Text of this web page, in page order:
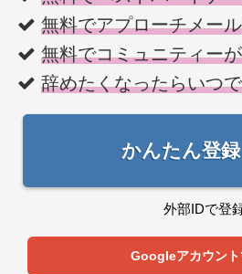
無料でアプローチメー
無料でコミュニティー
辞めたくなったらいつ
かんたん登
外部IDで登
Googleアカウント